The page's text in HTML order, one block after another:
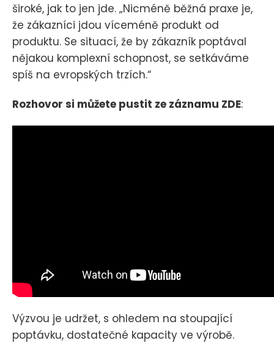
široké, jak to jen jde. „Nicméně běžná praxe je,
že zákazníci jdou víceméně produkt od
produktu. Se situací, že by zákazník poptával
nějakou komplexní schopnost, se setkáváme
spíš na evropských trzích.“
Rozhovor si můžete pustit ze záznamu ZDE:
Výzvou je udržet, s ohledem na stoupající
poptávku, dostatečné kapacity ve výrobě.